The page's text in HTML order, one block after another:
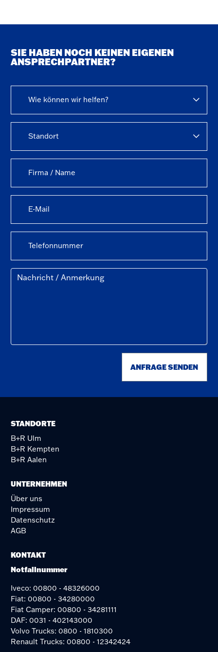
SIE HABEN NOCH KEINEN EIGENEN
ANSPRECHPARTNER?
Wie können wir helfen?
Standort
ANFRAGE SENDEN
STANDORTE
B+R Ulm
B+R Kempten
B+R Aalen
UNTERNEHMEN
Über uns
Impressum
Datenschutz
AGB
KONTAKT
Notfallnummer
Iveco: 00800 - 48326000
Fiat: 00800 - 34280000
Fiat Camper: 00800 - 34281111
DAF: 0031 - 402143000
Volvo Trucks: 0800 - 1810300
Renault Trucks: 00800 - 12342424